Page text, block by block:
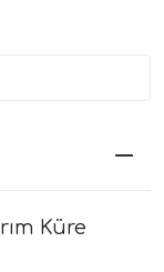
Küre